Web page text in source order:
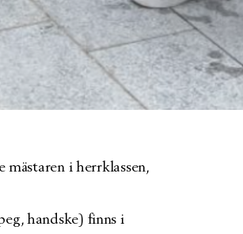
i herrklassen,
handske) finns i